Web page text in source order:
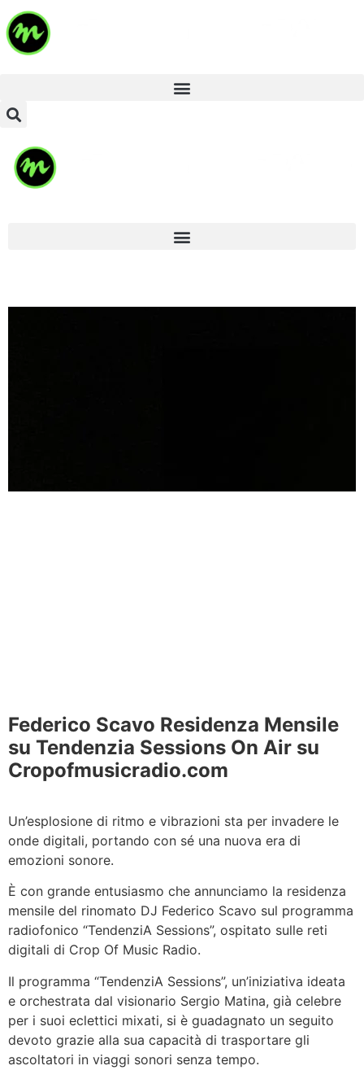
Federico Scavo Residenza Mensile
su Tendenzia Sessions On Air su
Cropofmusicradio.com
Un’esplosione di ritmo e vibrazioni sta per invadere le
onde digitali, portando con sé una nuova era di
emozioni sonore.
È con grande entusiasmo che annunciamo la residenza
mensile del rinomato DJ Federico Scavo sul programma
radiofonico “TendenziA Sessions”, ospitato sulle reti
digitali di Crop Of Music Radio.
Il programma “TendenziA Sessions”, un’iniziativa ideata
e orchestrata dal visionario Sergio Matina, già celebre
per i suoi eclettici mixati, si è guadagnato un seguito
devoto grazie alla sua capacità di trasportare gli
ascoltatori in viaggi sonori senza tempo.